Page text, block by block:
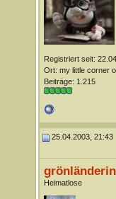
Registriert seit:
Ort: my little corner
Beiträge: 1.215
25.04.2003, 21:43
grönländerin
Heimatlose